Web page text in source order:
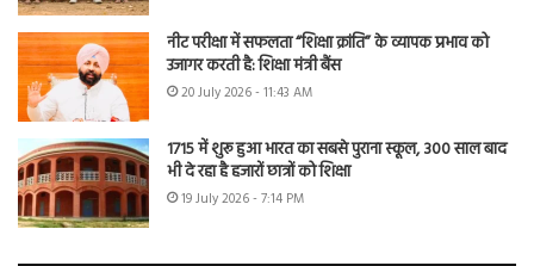
नीट परीक्षा में सफलता “शिक्षा क्रांति” के व्यापक प्रभाव को
उजागर करती है: शिक्षा मंत्री बैंस
20 July 2026 - 11:43 AM
1715 में शुरू हुआ भारत का सबसे पुराना स्कूल, 300 साल बाद
भी दे रहा है हजारों छात्रों को शिक्षा
19 July 2026 - 7:14 PM